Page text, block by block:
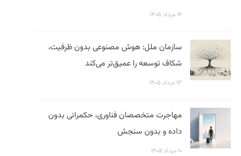
۱۴ مرداد ۱۴۰۵
سازمان ملل: هوش مصنوعی بدون ظرفیت،
شکاف توسعه را عمیق‌تر می‌کند
۱۳ مرداد ۱۴۰۵
مهاجرت متخصصان فناوری، حکمرانی بدون
داده و بدون سنجش
۱۰ مرداد ۱۴۰۵